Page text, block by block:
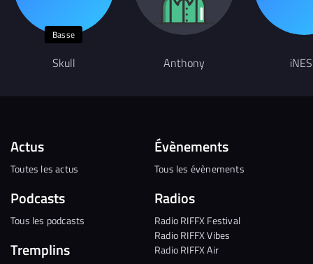
Basse
Skull Anthony
Actus
Toutes les actus
Podcasts
Tous les podcasts
Tremplins
Évènements
Tous les évènements
Radios
Radio RIFFX Festival
Radio RIFFX Vibes
Radio RIFFX Air